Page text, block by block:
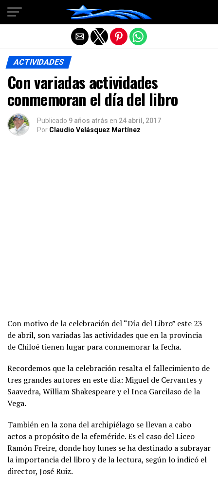
ACTIVIDADES
Con variadas actividades
conmemoran el día del libro
Publicado 9 años atrás en 24 abril, 2017
Por Claudio Velásquez Martínez
Con motivo de la celebración del “Día del Libro” este 23
de abril, son variadas las actividades que en la provincia
de Chiloé tienen lugar para conmemorar la fecha.
Recordemos que la celebración resalta el fallecimiento de
tres grandes autores en este día: Miguel de Cervantes y
Saavedra, William Shakespeare y el Inca Garcilaso de la
Vega.
También en la zona del archipiélago se llevan a cabo
actos a propósito de la efeméride. Es el caso del Liceo
Ramón Freire, donde hoy lunes se ha destinado a subrayar
la importancia del libro y de la lectura, según lo indicó el
director, José Ruiz.
Salir de la versión móvil